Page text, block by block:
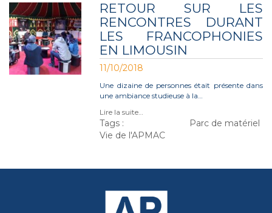
RETOUR SUR LES
RENCONTRES DURANT
LES FRANCOPHONIES
EN LIMOUSIN
11/10/2018
Une dizaine de personnes était présente dans
une ambiance studieuse à la…
Lire la suite…
Tags :
Parc de matériel
Vie de l'APMAC